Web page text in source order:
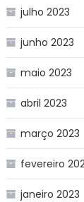
julho 2023
junho 2023
maio 2023
abril 2023
março 2023
fevereiro
janeiro 2023